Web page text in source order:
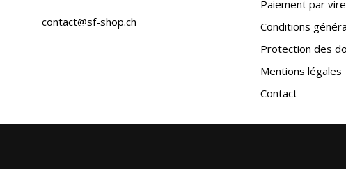
contact@sf-shop.ch
Paiement par
Conditions
Protection des
Mentions légales
Contact